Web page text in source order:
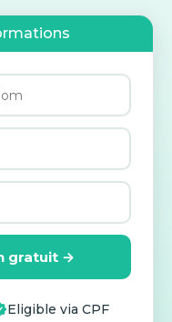
gratuit →
Eligible via CPF